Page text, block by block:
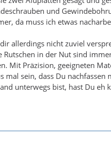
und
da muss ich etwas
allerdings nicht zuviel
in der Nut sind
Mit Präzision, geeigneten
sein, dass Du nachfassen
unterwegs bist, hast Du eh